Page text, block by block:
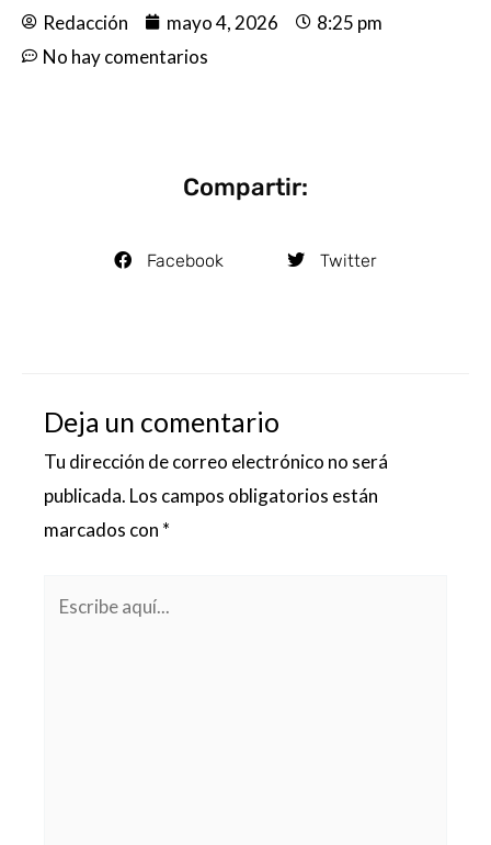
Redacción mayo 4, 2026
8:25 pm
No hay comentarios
Compartir:
Facebook Twitter
Deja un comentario
Tu dirección de correo electrónico no será
publicada. Los campos obligatorios están
marcados con *